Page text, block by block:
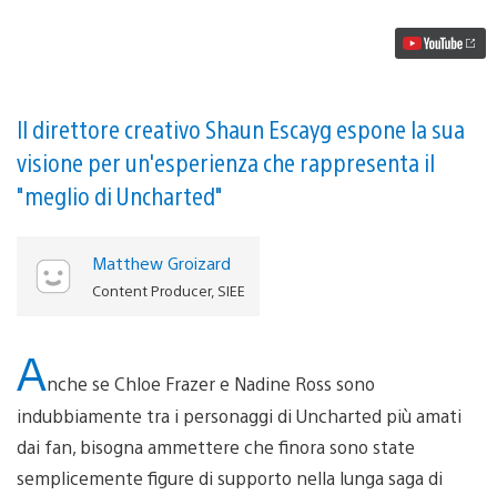
serie
alla
narrazione
Il direttore creativo Shaun Escayg espone la sua
visione per un'esperienza che rappresenta il
"meglio di Uncharted"
Matthew Groizard
Content Producer, SIEE
Anche se Chloe Frazer e Nadine Ross sono
indubbiamente tra i personaggi di Uncharted più amati
dai fan, bisogna ammettere che finora sono state
semplicemente figure di supporto nella lunga saga di